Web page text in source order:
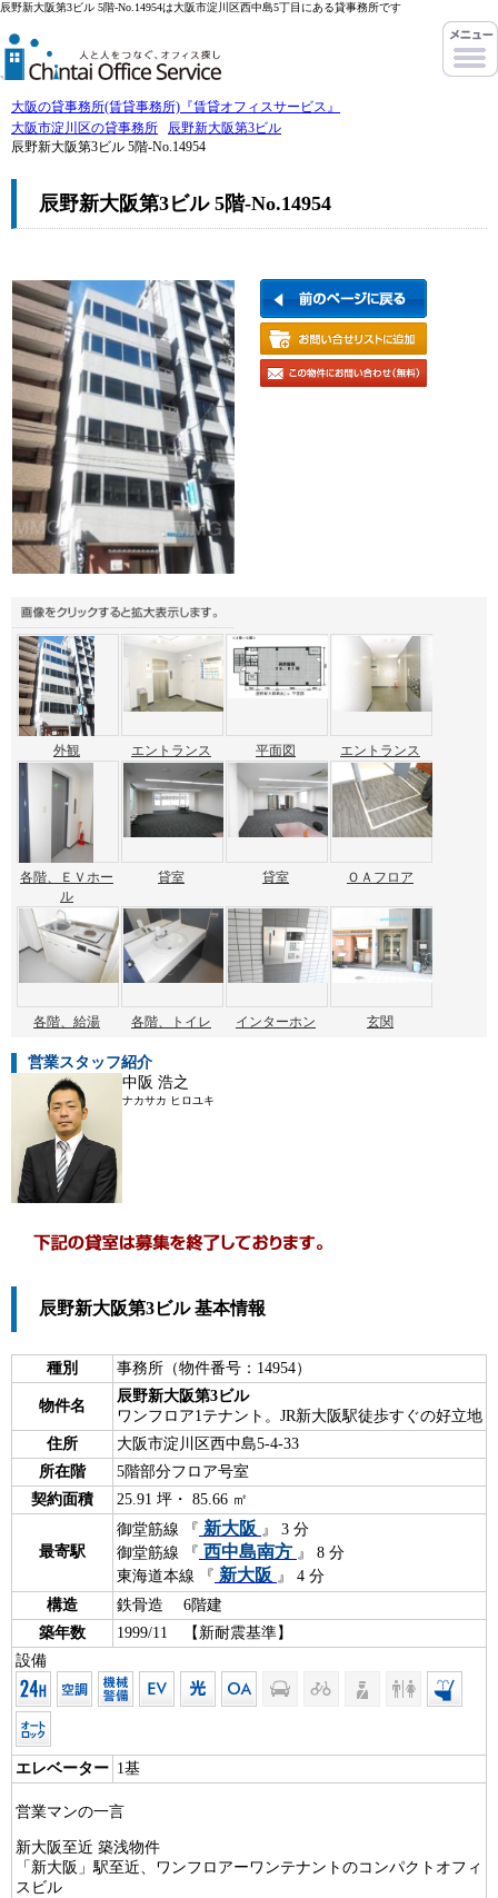
辰野新大阪第3ビル 5階-No.14954は大阪市淀川区西中島5丁目にある貸事務所です
大阪の貸事務所(賃貸事務所)『賃貸オフィスサービス』
大阪市淀川区の貸事務所
辰野新大阪第3ビル
辰野新大阪第3ビル 5階-No.14954
辰野新大阪第3ビル 5階-No.14954
外観 エントランス 平面図 エントランス
各階、ＥＶホー
ル
貸室 貸室 ＯＡフロア
各階、給湯 各階、トイレ インターホン 玄関
営業スタッフ紹介
中阪 浩之
ナカサカ ヒロユキ
辰野新大阪第3ビル 基本情報
種別 事務所（物件番号：14954）
物件名
辰野新大阪第3ビル
ワンフロア1テナント。JR新大阪駅徒歩すぐの好立地
住所
大阪市淀川区西中島5-4-33
所在階
5階部分フロア号室
契約面積
25.91 坪・ 85.66 ㎡
最寄駅
御堂筋線 『 新大阪 』 3 分
御堂筋線 『 西中島南方 』 8 分
東海道本線 『 新大阪 』 4 分
構造
鉄骨造 6階建
築年数
1999/11 【新耐震基準】
設備
エレベーター 1基
営業マンの一言
新大阪至近 築浅物件
「新大阪」駅至近、ワンフロアーワンテナントのコンパクトオフィ
スビル